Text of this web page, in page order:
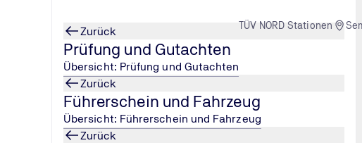
TÜV NORD Stationen
Zurück
Prüfung und Gutachten
Übersicht: Prüfung und Gutachten
Zurück
Führerschein und Fahrzeug
Übersicht: Führerschein und Fahrzeug
Zurück
Neue Regeln für Autofahrer:inn...